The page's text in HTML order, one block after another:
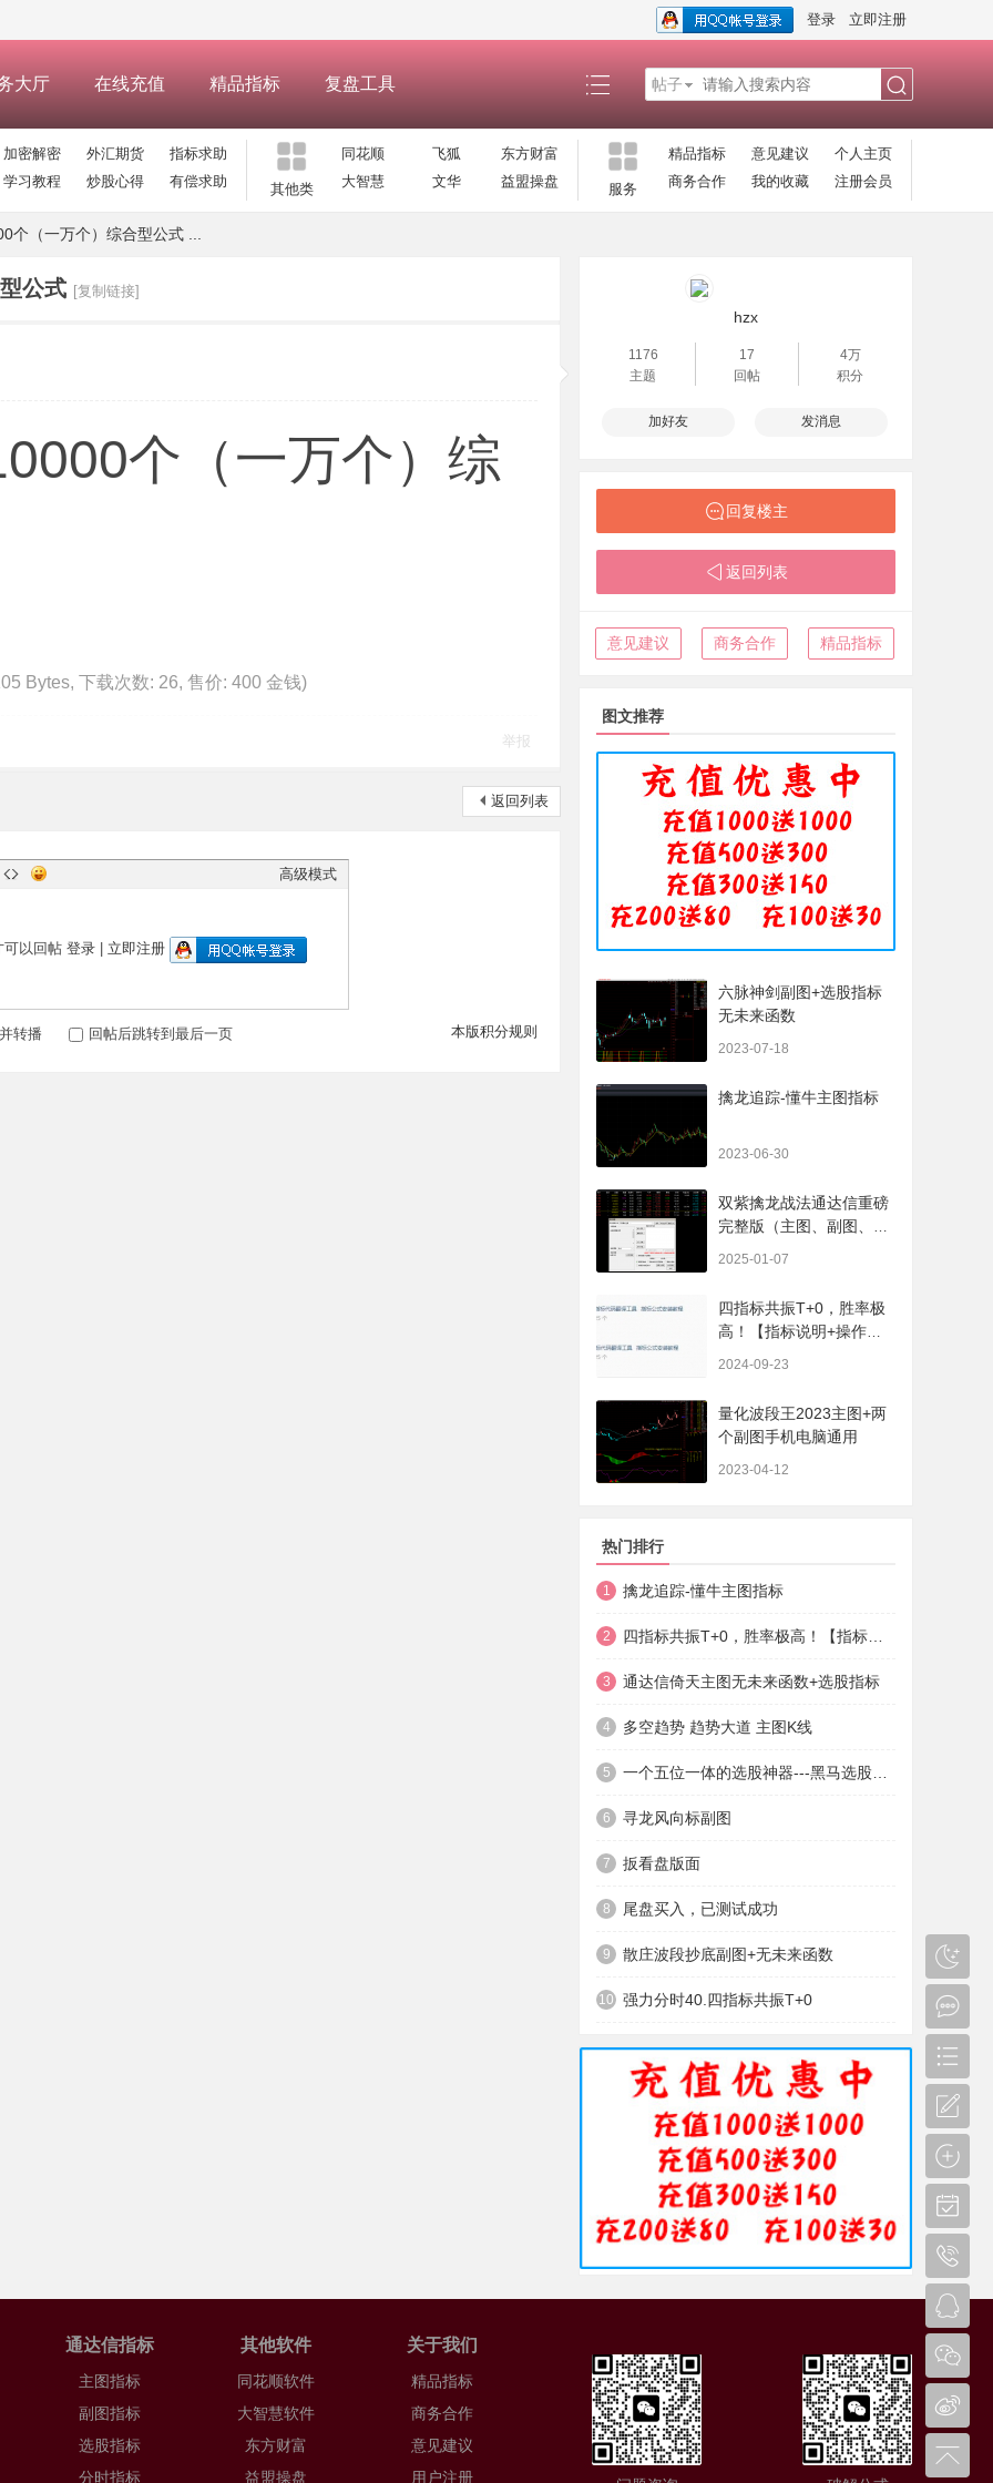
登录 立即注册
大厅 在线充值 精品指标 复盘工具 帖子
加密解密 外汇期货
指标求助
学习教程
炒股心得 有偿求助 其他类
同花顺 飞狐
东方财富
大智慧
文华 益盟操盘 服务
精品指标 意见建议
个人主页
商务合作
我的收藏 注册会员
个（一万个）综合型公式 ...
公式 [复制链接]
个（一万个）综
Bytes, 下载次数: 26, 售价: 400 金钱)
举报
返回列表
高级模式
可以回帖 登录| 立即注册
本版积分规则
转播 回帖后跳转到最后一页
hzx
1176
主题
17
回帖
4万
积分
加好友 发消息
回复楼主
返回列表
意见建议 商务合作 精品指标
图文推荐
六脉神剑副图+选股指标
无未来函数
2023-07-18
擒龙追踪-懂牛主图指标
2023-06-30
双紫擒龙战法通达信重磅
完整版（主图、副图、排
2025-01-07
四指标共振T+0，胜率极
高！【指标说明+操作方
2024-09-23
量化波段王2023主图+两
个副图手机电脑通用
2023-04-12
热门排行
1 擒龙追踪-懂牛主图指标
2
3 通达信倚天主图无未来函数+选股指标
4 多空趋势 趋势大道 主图K线
5
6 寻龙风向标副图
7 扳看盘版面
8 尾盘买入，已测试成功
9 散庄波段抄底副图+无未来函数
10 强力分时40.四指标共振T+0
通达信指标
主图指标
副图指标
选股指标
分时指标
其他软件
同花顺软件
大智慧软件
东方财富
益盟操盘
关于我们
精品指标
商务合作
意见建议
用户注册